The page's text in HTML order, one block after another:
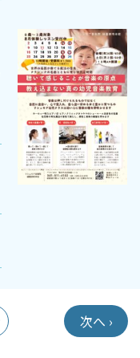
次へ ›